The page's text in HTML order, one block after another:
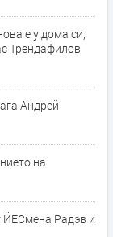
е у дома си,
Трендафилов
Андрей
на
ЙЕСмена Радэв и